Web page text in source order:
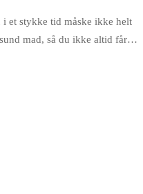
et stykke tid måske ikke helt
mad, så du ikke altid får…